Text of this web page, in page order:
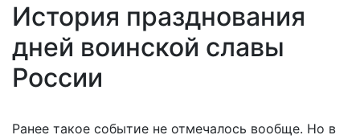
История празднования
дней воинской славы
России
Ранее такое событие не отмечалось вообще. Но в